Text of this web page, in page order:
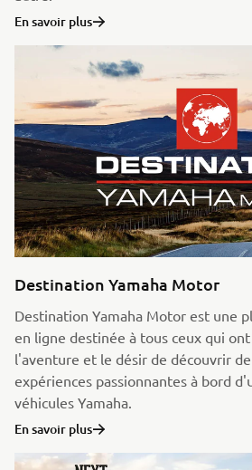
En savoir plus
Destination Yamaha Motor
Destination Yamaha Motor est une
en ligne destinée à tous ceux qui ont
l'aventure et le désir de découvrir
expériences passionnantes à bord
véhicules Yamaha.
En savoir plus